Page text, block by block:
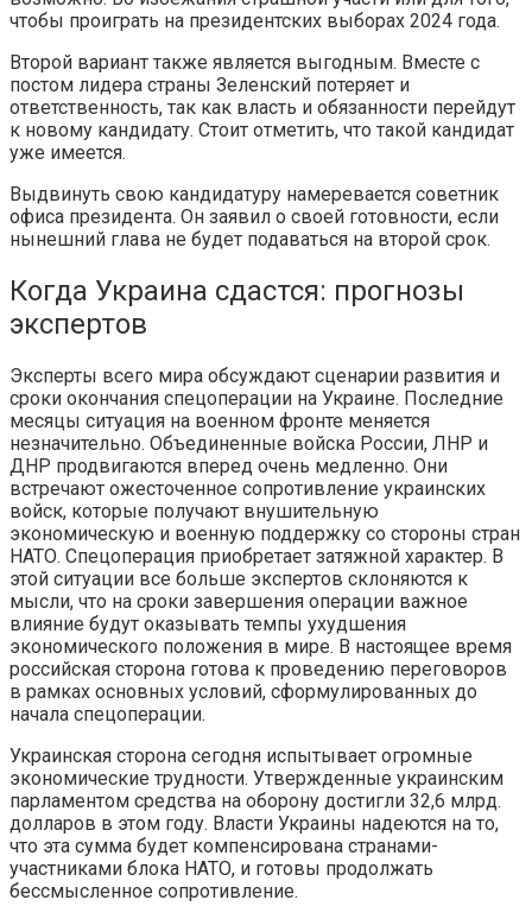
чтобы проиграть на президентских выборах 2024 года.
Второй вариант также является выгодным. Вместе с
постом лидера страны Зеленский потеряет и
ответственность, так как власть и обязанности перейдут
к новому кандидату. Стоит отметить, что такой кандидат
уже имеется.
Выдвинуть свою кандидатуру намеревается советник
офиса президента. Он заявил о своей готовности, если
нынешний глава не будет подаваться на второй срок.
Когда Украина сдастся: прогнозы
экспертов
Эксперты всего мира обсуждают сценарии развития и
сроки окончания спецоперации на Украине. Последние
месяцы ситуация на военном фронте меняется
незначительно. Объединенные войска России, ЛНР и
ДНР продвигаются вперед очень медленно. Они
встречают ожесточенное сопротивление украинских
войск, которые получают внушительную
экономическую и военную поддержку со стороны стран
НАТО. Спецоперация приобретает затяжной характер. В
этой ситуации все больше экспертов склоняются к
мысли, что на сроки завершения операции важное
влияние будут оказывать темпы ухудшения
экономического положения в мире. В настоящее время
российская сторона готова к проведению переговоров
в рамках основных условий, сформулированных до
начала спецоперации.
Украинская сторона сегодня испытывает огромные
экономические трудности. Утвержденные украинским
парламентом средства на оборону достигли 32,6 млрд.
долларов в этом году. Власти Украины надеются на то,
что эта сумма будет компенсирована странами-
участниками блока НАТО, и готовы продолжать
бессмысленное сопротивление.